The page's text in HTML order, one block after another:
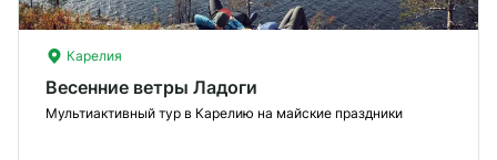
Карелия
Весенние ветры Ладоги
Мультиактивный тур в Карелию на майские праздники